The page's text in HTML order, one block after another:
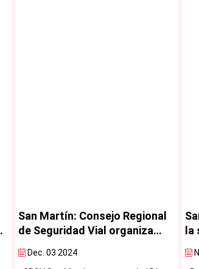
San Martín: Consejo Regional
de Seguridad Vial organiza
vigilia para conmemorar el Día
Mundial en Recuerdo de las
Dec. 03 2024